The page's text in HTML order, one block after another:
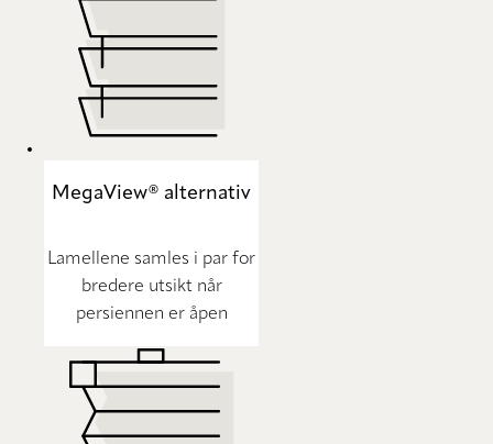
MegaView® alternativ
Lamellene samles i par for
bredere utsikt når
persiennen er åpen